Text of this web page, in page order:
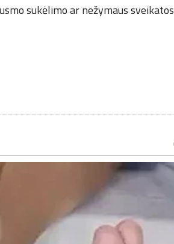
sukėlimo ar nežymaus sveikatos